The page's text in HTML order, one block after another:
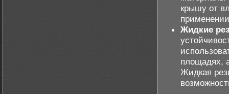
крышу от
Жидкие
площадях,
Жидкая